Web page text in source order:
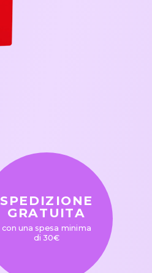
SPEDIZIONE
GRATUITA
con una spesa minima
di 30€